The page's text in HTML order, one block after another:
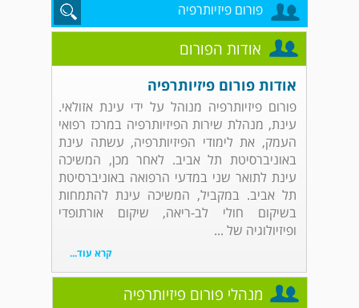
פורום פיזיותרפיה
אודות הפורום
אודות פורום פיזיותרפיה
פורום פיזיותרפיה מנוהל על ידי עינת אזולאי.
עינת, מנהלת שירות הפיזיותרפיה במרכז רפואי
העמק, את לימודי הפיזיותרפיה, עשתה עינת
באוניברסיטת תל אביב. לאחר מכן, המשיכה
עינת לתואר שני במדעי הרפואה באוניברסיטת
תל אביב. במקביל, המשיכה עינת להתמחות
בשיקום חולי לב-ריאה, שיקום אורתופדי
ופיזיולוגיה של ...
קרא עוד...
מנהלי פורום פיזיותרפיה